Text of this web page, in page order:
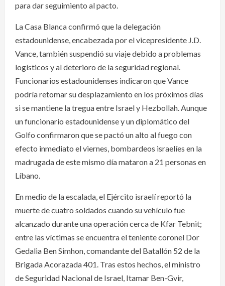
para dar seguimiento al pacto.
La Casa Blanca confirmó que la delegación
estadounidense, encabezada por el vicepresidente J.D.
Vance, también suspendió su viaje debido a problemas
logísticos y al deterioro de la seguridad regional.
Funcionarios estadounidenses indicaron que Vance
podría retomar su desplazamiento en los próximos días
si se mantiene la tregua entre Israel y Hezbollah. Aunque
un funcionario estadounidense y un diplomático del
Golfo confirmaron que se pactó un alto al fuego con
efecto inmediato el viernes, bombardeos israelíes en la
madrugada de este mismo día mataron a 21 personas en
Líbano.
En medio de la escalada, el Ejército israelí reportó la
muerte de cuatro soldados cuando su vehículo fue
alcanzado durante una operación cerca de Kfar Tebnit;
entre las víctimas se encuentra el teniente coronel Dor
Gedalia Ben Simhon, comandante del Batallón 52 de la
Brigada Acorazada 401. Tras estos hechos, el ministro
de Seguridad Nacional de Israel, Itamar Ben-Gvir,